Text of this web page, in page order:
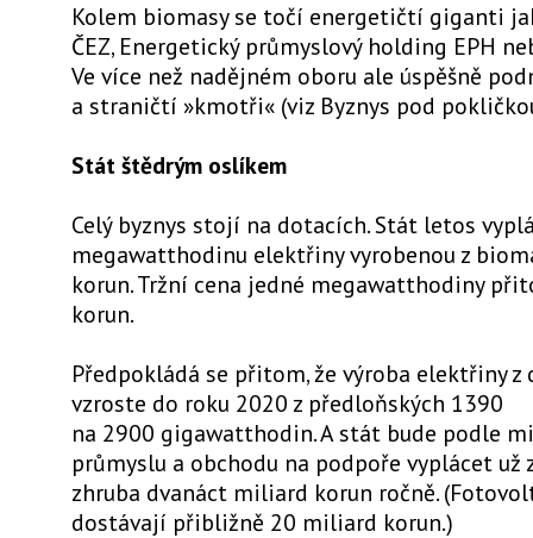
Kolem biomasy se točí energetičtí giganti
ČEZ, Energetický průmyslový holding EPH
Ve více než nadějném oboru ale úspěšně
a straničtí »kmotři« (viz Byznys pod
Stát štědrým oslíkem
Celý byznys stojí na dotacích. Stát letos
megawatthodinu elektřiny vyrobenou z
korun. Tržní cena jedné megawatthodiny
korun.
Předpokládá se přitom, že výroba elektřiny z
vzroste do roku 2020 z předloňských 1390
na 2900 gigawatthodin. A stát bude podle
průmyslu a obchodu na podpoře vyplácet už
zhruba dvanáct miliard korun ročně.
dostávají přibližně 20 miliard korun.)